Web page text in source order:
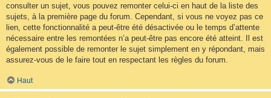
consulter un sujet, vous pouvez remonter celui-ci en haut de la liste des
sujets, à la première page du forum. Cependant, si vous ne voyez pas ce
lien, cette fonctionnalité a peut-être été désactivée ou le temps d’attente
nécessaire entre les remontées n’a peut-être pas encore été atteint. Il est
également possible de remonter le sujet simplement en y répondant, mais
assurez-vous de le faire tout en respectant les règles du forum.
Haut